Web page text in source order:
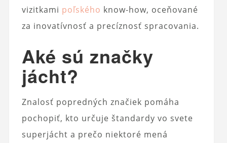
vizitkami poľského know‑how, oceňované
za inovatívnosť a precíznosť spracovania.
Aké sú značky
jácht?
Znalosť popredných značiek pomáha
pochopiť, kto určuje štandardy vo svete
superjácht a prečo niektoré mená